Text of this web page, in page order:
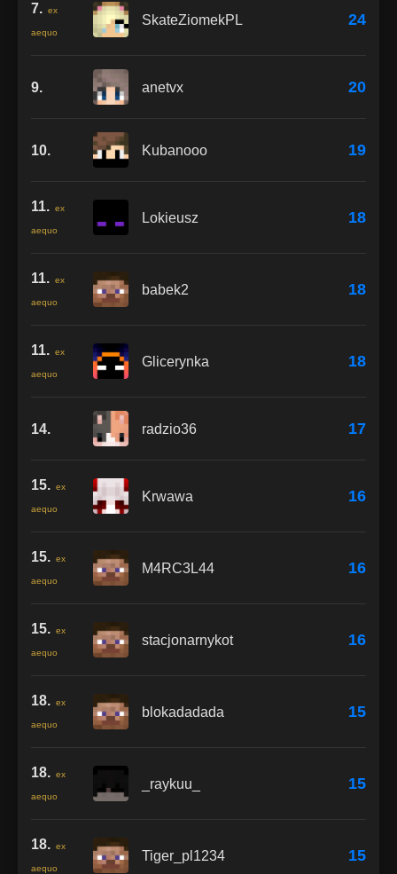
7. ex
aequo
SkateZiomekPL 24
9. anetvx 20
10. Kubanooo 19
11. ex
aequo
Lokieusz 18
11. ex
aequo
babek2 18
11. ex
aequo
Glicerynka 18
14. radzio36 17
15. ex
aequo
Krwawa 16
15. ex
aequo
M4RC3L44 16
15. ex
aequo
stacjonarnykot 16
18. ex
aequo
blokadadada 15
18. ex
aequo
_raykuu_ 15
18. ex
aequo
Tiger_pl1234 15